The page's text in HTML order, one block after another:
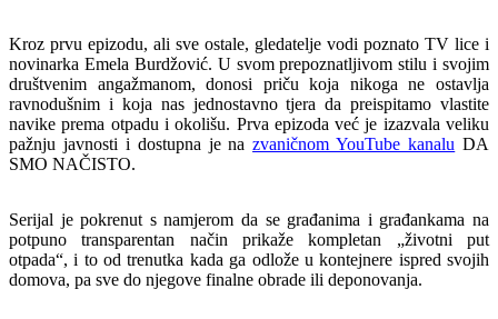
Kroz prvu epizodu, ali sve ostale, gledatelje vodi poznato TV lice i
novinarka Emela Burdžović. U svom prepoznatljivom stilu i svojim
društvenim angažmanom, donosi priču koja nikoga ne ostavlja
ravnodušnim i koja nas jednostavno tjera da preispitamo vlastite
navike prema otpadu i okolišu. Prva epizoda već je izazvala veliku
pažnju javnosti i dostupna je nazvaničnom YouTube kanalu DA
SMO NAČISTO.
Serijal je pokrenut s namjerom da se građanima i građankama na
potpuno transparentan način prikaže kompletan „životni put
otpada“, i to od trenutka kada ga odlože u kontejnere ispred svojih
domova, pa sve do njegove finalne obrade ili deponovanja.